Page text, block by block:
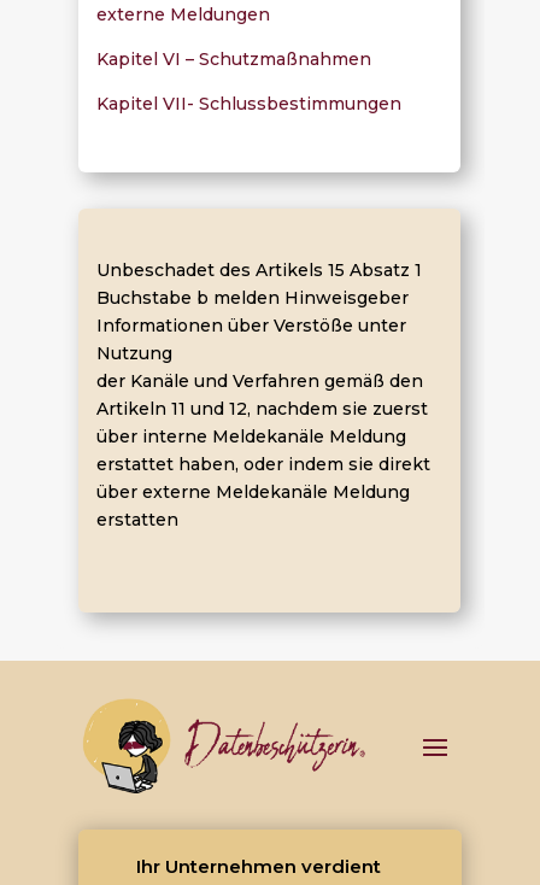
externe Meldungen
Kapitel VI – Schutzmaßnahmen
Kapitel VII- Schlussbestimmungen
Unbeschadet des Artikels 15 Absatz 1
Buchstabe b melden Hinweisgeber
Informationen über Verstöße unter
Nutzung
der Kanäle und Verfahren gemäß den
Artikeln 11 und 12, nachdem sie zuerst
über interne Meldekanäle Meldung
erstattet haben, oder indem sie direkt
über externe Meldekanäle Meldung
erstatten
Ihr Unternehmen verdient